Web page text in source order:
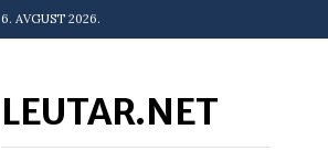
6. AVGUST 2026.
LEUTAR.NET